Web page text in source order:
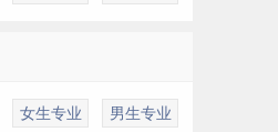
女生专业 男生专业